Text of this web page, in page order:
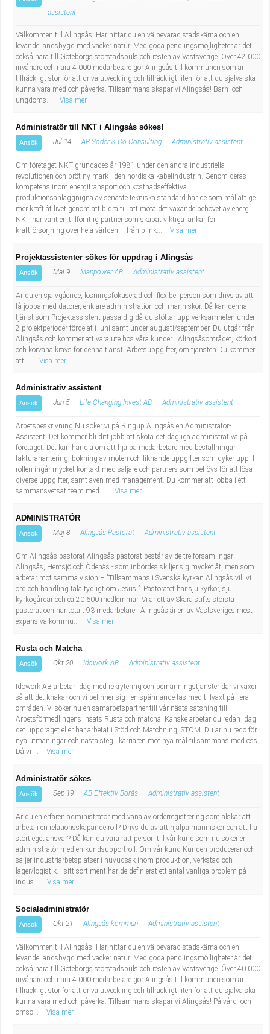
assistent
Välkommen till Alingsås! Här hittar du en välbevarad stadskärna och en
levande landsbygd med vacker natur. Med goda pendlingsmöjligheter är det
också nära till Göteborgs storstadspuls och resten av Västsverige. Över 42 000
invånare och nära 4 000 medarbetare gör Alingsås till kommunen som är
tillräckligt stor för att driva utveckling och tillräckligt liten för att du själva ska
kunna vara med och påverka. Tillsammans skapar vi Alingsås! Barn- och
ungdoms...
Visa mer
Administratör till NKT i Alingsås sökes!
Ansök Jul 14 AB Söder & Co Consulting Administrativ assistent
Om företaget NKT grundades år 1981 under den andra industriella
revolutionen och bröt ny mark i den nordiska kabelindustrin. Genom deras
kompetens inom energitransport och kostnadseffektiva
produktionsanläggnigna av senaste tekniska standard har de som mål att ge
mer kraft åt livet genom att bidra till att möta det växande behovet av energi.
NKT har varit en tillförlitlig partner som skapat viktiga länkar för
kraftförsörjning över hela världen – från blink...
Visa mer
Projektassistenter sökes för uppdrag i Alingsås
Ansök Maj 9 Manpower AB Administrativ assistent
Är du en självgående, lösningsfokuserad och flexibel person som drivs av att
få jobba med datorer, enklare administration och människor. Då kan denna
tjänst som Projektassistent passa dig då du stöttar upp verksamheten under
2 projektperioder fördelat i juni samt under augusti/september. Du utgår från
Alingsås och kommer att vara ute hos våra kunder i Alingsåsområdet, körkort
och körvana krävs för denna tjänst. Arbetsuppgifter, om tjänsten Du kommer
att ...
Visa mer
Administrativ assistent
Ansök Jun 5 Life Changing Invest AB Administrativ assistent
Arbetsbeskrivning Nu söker vi på Ringup Alingsås en Administratör-
Assistent. Det kommer bli ditt jobb att sköta det dagliga administrativa på
företaget. Det kan handla om att hjälpa medarbetare med beställningar,
fakturahantering, bokning av möten och liknande uppgifter som dyker upp. I
rollen ingår mycket kontakt med säljare och partners som behövs för att lösa
diverse uppgifter, samt även med management. Du kommer att jobba i ett
sammansvetsat team med ...
Visa mer
ADMINISTRATÖR
Ansök Maj 8 Alingsås Pastorat Administrativ assistent
Om Alingsås pastorat Alingsås pastorat består av de tre församlingar –
Alingsås, Hemsjö och Ödenäs - som inbördes skiljer sig mycket åt, men som
arbetar mot samma vision – ”Tillsammans i Svenska kyrkan Alingsås vill vi i
ord och handling tala tydligt om Jesus!” Pastoratet har sju kyrkor, sju
kyrkogårdar och ca 20 600 medlemmar. Vi är ett av Skara stifts största
pastorat och har totalt 93 medarbetare. Alingsås är en av Västsveriges mest
expansiva kommu...
Visa mer
Rusta och Matcha
Ansök Okt 20 Idowork AB Administrativ assistent
Idowork AB arbetar idag med rekrytering och bemanningstjänster där vi växer
så att det knakar och vi befinner sig i en spännande fas med tillväxt på flera
områden. Vi söker nu en samarbetspartner till vår nästa satsning till
Arbetsförmedlingens insats Rusta och matcha. Kanske arbetar du redan idag i
det uppdraget eller har arbetat i Stöd och Matchning, STOM. Du är nu redo för
nya utmaningar och nästa steg i karriären mot nya mål tillsammans med oss.
Då vi ...
Visa mer
Administratör sökes
Ansök Sep 19 AB Effektiv Borås Administrativ assistent
Är du en erfaren administratör med vana av orderregistrering som älskar att
arbeta i en relationsskapande roll? Drivs du av att hjälpa människor och att ha
stort eget ansvar? Då kan du vara rätt person till vår kund som nu söker en
administratör med en kundsupportroll. Om vår kund Kunden producerar och
säljer industriarbetsplatser i huvudsak inom produktion, verkstad och
lager/logistik. I sitt sortiment har de definierat ett antal vanliga problem på
indus...
Visa mer
Socialadministratör
Ansök Okt 21 Alingsås kommun Administrativ assistent
Välkommen till Alingsås! Här hittar du en välbevarad stadskärna och en
levande landsbygd med vacker natur. Med goda pendlingsmöjligheter är det
också nära till Göteborgs storstadspuls och resten av Västsverige. Över 40 000
invånare och nära 4 000 medarbetare gör Alingsås till kommunen som är
tillräckligt stor för att driva utveckling och tillräckligt liten för att du själva ska
kunna vara med och påverka. Tillsammans skapar vi Alingsås! På vård- och
omso...
Visa mer